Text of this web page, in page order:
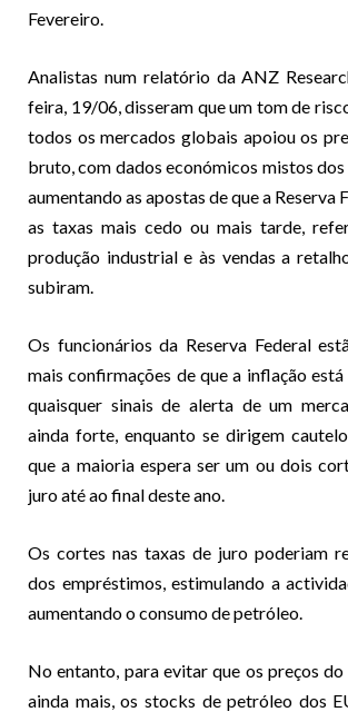
Fevereiro.
Analistas num relatório da ANZ
feira, 19/06, disseram que um tom de
todos os mercados globais apoiou os
bruto, com dados económicos mistos
aumentando as apostas de que a Reserva
as taxas mais cedo ou mais tarde,
produção industrial e às vendas a
subiram.
Os funcionários da Reserva Federal
mais confirmações de que a inflação
quaisquer sinais de alerta de um
ainda forte, enquanto se dirigem
que a maioria espera ser um ou dois
juro até ao final deste ano.
Os cortes nas taxas de juro poderiam
dos empréstimos, estimulando a
aumentando o consumo de petróleo.
No entanto, para evitar que os preços
ainda mais, os stocks de petróleo dos